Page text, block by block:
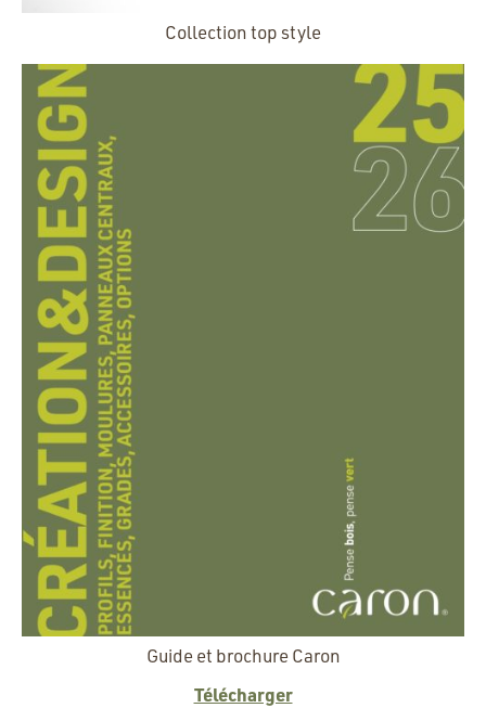
Collection top style
Guide et brochure Caron
Télécharger